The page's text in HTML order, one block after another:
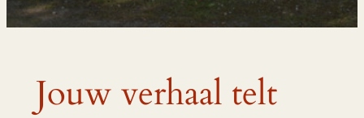
Jouw verhaal telt